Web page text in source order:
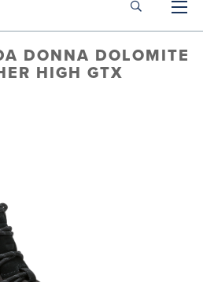
DONNA DOLOMITE
HIGH GTX